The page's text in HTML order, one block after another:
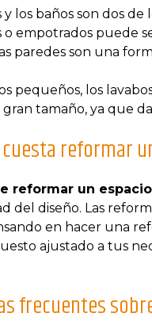
y los baños son dos
empotrados puede
paredes son una
pequeños, los
gran tamaño, ya que
reformar
reformar un
del diseño. Las
en hacer una
ajustado a tus
frecuentes